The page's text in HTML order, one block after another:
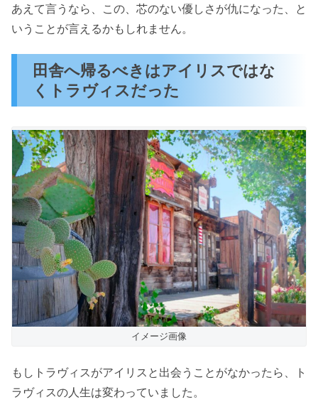
あえて言うなら、この、芯のない優しさが仇になった、と
いうことが言えるかもしれません。
田舎へ帰るべきはアイリスではな
くトラヴィスだった
イメージ画像
もしトラヴィスがアイリスと出会うことがなかったら、ト
ラヴィスの人生は変わっていました。